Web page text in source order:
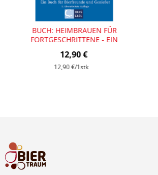
BUCH: HEIMBRAUEN FÜR
FORTGESCHRITTENE - EIN
GENIESSER (VON HAGEN R
UDOLPH)
12,90 €
12,90 €/1stk